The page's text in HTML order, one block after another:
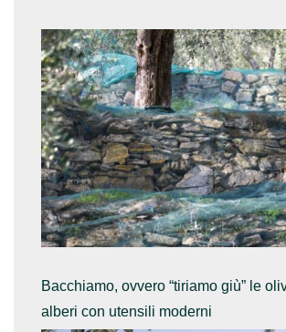
Bacchiamo, ovvero “tiriamo giù” le
alberi con utensili moderni